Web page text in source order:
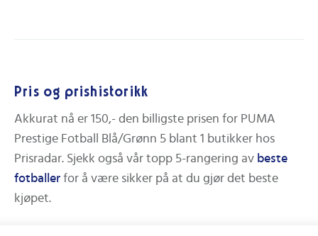
Pris og prishistorikk
Akkurat nå er 150,- den billigste prisen for PUMA
Prestige Fotball Blå/Grønn 5 blant 1 butikker hos
Prisradar. Sjekk også vår topp 5-rangering av beste
fotballer for å være sikker på at du gjør det beste
kjøpet.